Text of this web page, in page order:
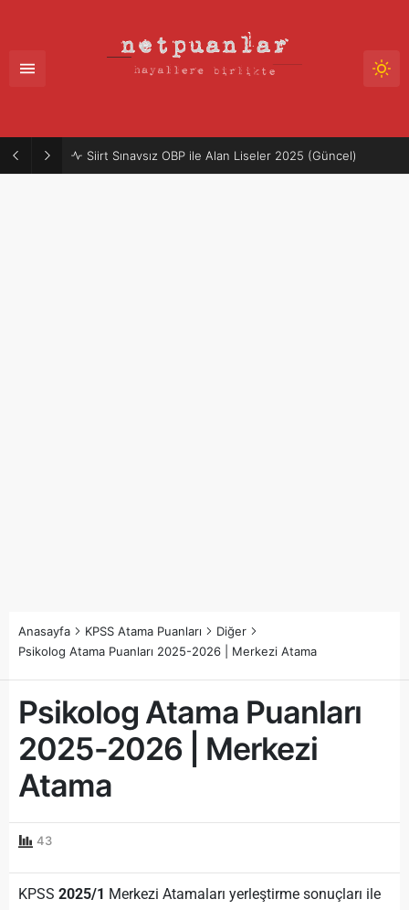
Siirt Sınavsız OBP ile Alan Liseler 2025 (Güncel)
Anasayfa KPSS Atama Puanları
Diğer
Psikolog Atama Puanları 2025-2026 | Merkezi Atama
Psikolog Atama Puanları
2025-2026 | Merkezi
Atama
43
KPSS 2025/1 Merkezi Atamaları yerleştirme sonuçları ile